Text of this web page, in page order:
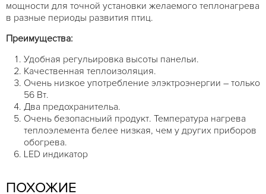
мощности для точной установки желаемого теплонагрева
в разные периоды развития птиц.
Преимущества:
Удобная регульировка высоты панельи.
Качественная теплоизоляция.
Очень низкое употребление элэктроэнергии – только
56 Вт.
Два предохранительа.
Очень безопасныий продукт. Температура нагрева
теплоэлемента белее низкая, чем у других приборов
обогрева.
LED индикатор
ПОХОЖИЕ